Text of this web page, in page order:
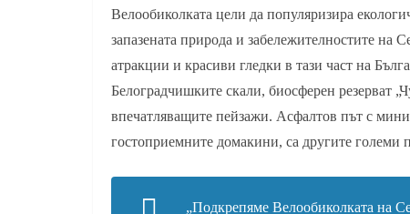
Велообиколката цели да популяризира
запазената природа и забележителностите на
атракции и красиви гледки в тази част на
Белоградчишките скали, биосферен резерват
впечатляващите пейзажи. Асфалтов път с
гостоприемните домакини, са другите големи
„Подкрепяме Велообиколката на